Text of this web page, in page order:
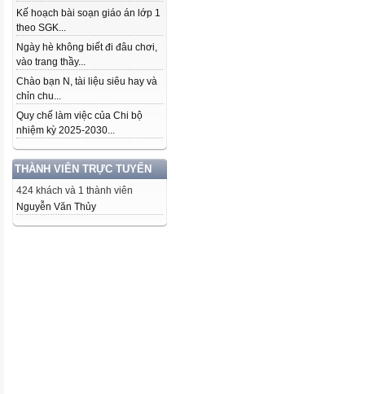
Kế hoạch bài soạn giáo án lớp 1
theo SGK...
Ngày hè không biết đi đâu chơi,
vào trang thầy...
Chào bạn N, tài liệu siêu hay và
chỉn chu...
Quy chế làm việc của Chi bộ
nhiệm kỳ 2025-2030...
THÀNH VIÊN TRỰC TUYẾN
424 khách và 1 thành viên
Nguyễn Văn Thủy